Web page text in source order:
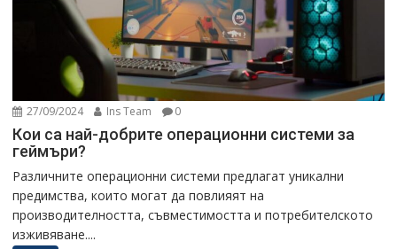
27/09/2024 Ins Team 0
Кои са най-добрите операционни системи за
геймъри?
Различните операционни системи предлагат уникални
предимства, които могат да повлияят на
производителността, съвместимостта и потребителското
изживяване....